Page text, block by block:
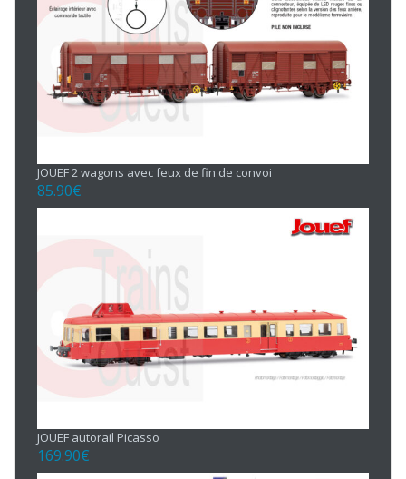
JOUEF 2 wagons avec feux de fin de convoi
85.90€
JOUEF autorail Picasso
169.90€